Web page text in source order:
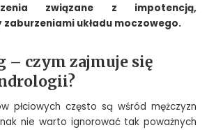
związane z impotencją,
zaburzeniami układu moczowego.
– czym zajmuje się
płciowych często są wśród mężczyzn
nie warto ignorować tak poważnych